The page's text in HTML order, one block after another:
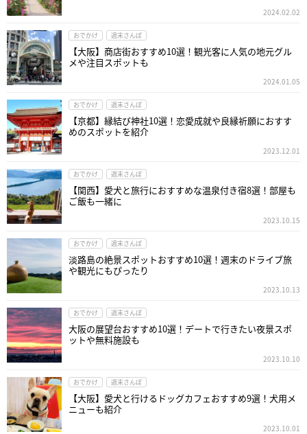
2024.02.02
おでかけ 週末さんぽ
【大阪】商店街おすすめ10選！観光客に人気の地元グル
メや注目スポットも
2024.01.05
おでかけ 週末さんぽ
【京都】縁結び神社10選！恋愛成就や良縁祈願におすす
めのスポットを紹介
2023.12.01
おでかけ 週末さんぽ
【関西】愛犬と旅行におすすめな温泉付き宿8選！部屋も
ご飯も一緒に
2023.10.15
おでかけ 週末さんぽ
淡路島の絶景スポットおすすめ10選！週末のドライブ旅
や観光にもぴったり
2023.10.13
おでかけ 週末さんぽ
大阪の展望台おすすめ10選！デートで行きたい夜景スポ
ットや無料施設も
2023.10.10
おでかけ 週末さんぽ
【大阪】愛犬と行けるドッグカフェおすすめ9選！犬用メ
ニューも紹介
2023.10.01